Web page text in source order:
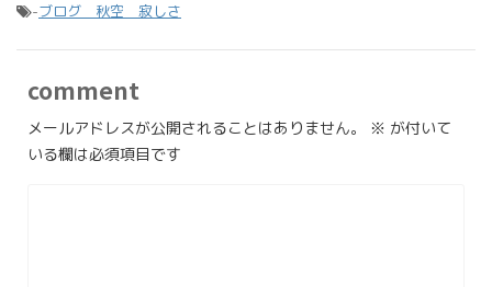
-ブログ 秋空 寂しさ
comment
メールアドレスが公開されることはありません。 ※ が付いて
いる欄は必須項目です